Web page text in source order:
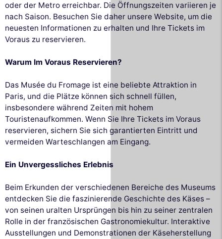
oder der Metro erreichbar. Die Öffnungszeiten variieren je
nach Saison. Besuchen Sie daher unsere Website, um die
neuesten Informationen zu erhalten und Ihre Tickets im
Voraus zu reservieren.
Warum Im Voraus Reservieren?
Das Musée du Fromage ist eine beliebte Attraktion in
Paris, und die Plätze können sich schnell füllen,
insbesondere während Zeiten mit hohem
Touristenaufkommen. Wenn Sie Ihre Tickets im Voraus
reservieren, sichern Sie sich garantierten Eintritt und
vermeiden Warteschlangen am Eingang.
Ein Unvergessliches Erlebnis
Beim Erkunden der verschiedenen Bereiche des Museums
entdecken Sie die faszinierende Geschichte des Käses –
von seinen uralten Ursprüngen bis hin zu seiner zentralen
Rolle in der französischen Gastronomiekultur. Interaktive
Ausstellungen und Demonstrationen der Käseherstellung